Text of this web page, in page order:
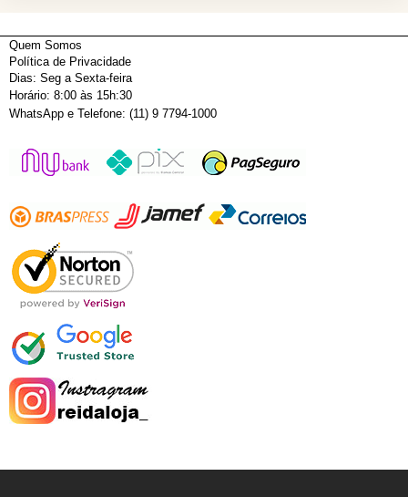
Quem Somos
Política de Privacidade
Dias: Seg a Sexta-feira
Horário: 8:00 às 15h:30
WhatsApp e Telefone: (11) 9 7794-1000